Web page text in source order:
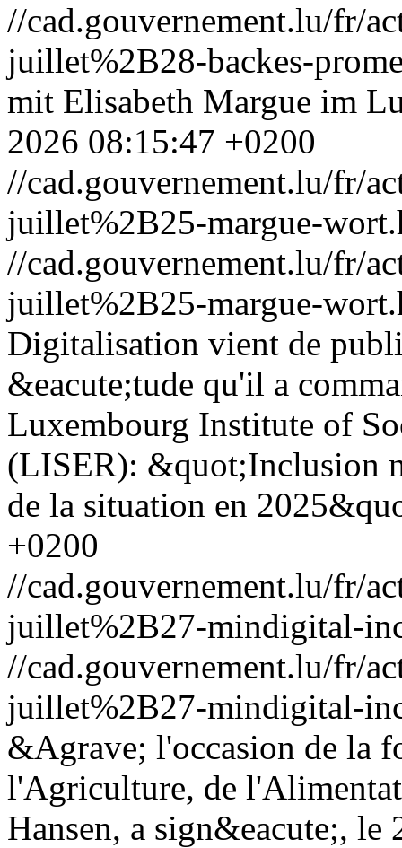
//cad.gouvernement.lu/fr/
juillet%2B28-backes-
mit Elisabeth Margue im
2026 08:15:47 +0200
//cad.gouvernement.lu/fr/
juillet%2B25-margue-
//cad.gouvernement.lu/fr/
juillet%2B25-margue-
Digitalisation vient de
&eacute;tude qu'il a
Luxembourg Institute of
(LISER): &quot;Inclusion
de la situation en
+0200
//cad.gouvernement.lu/fr/
juillet%2B27-mindigital-
//cad.gouvernement.lu/fr/
juillet%2B27-mindigital-
&Agrave; l'occasion de la
l'Agriculture, de
Hansen, a sign&eacute;,